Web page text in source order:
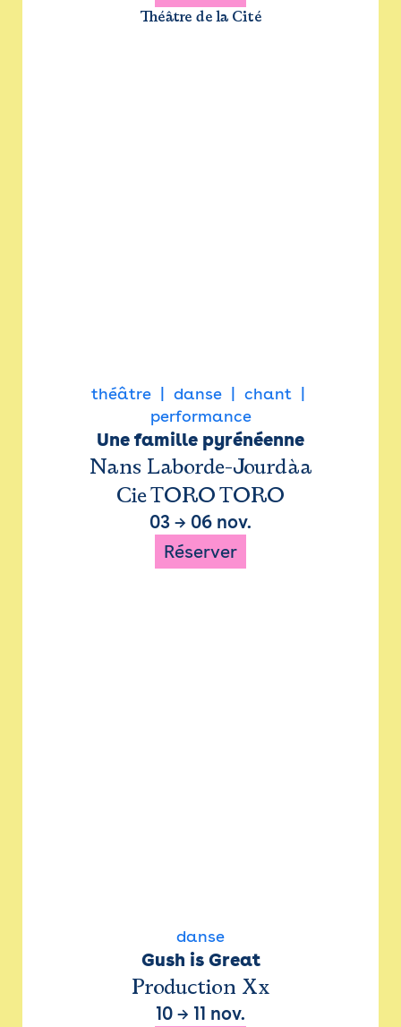
Théâtre de la Cité
théâtre danse
chant
performance
Une famille pyrénéenne
Nans Laborde-Jourdàa
Cie TORO TORO
03 → 06 nov.
Réserver
danse
Gush is Great
Production Xx
10 → 11 nov.